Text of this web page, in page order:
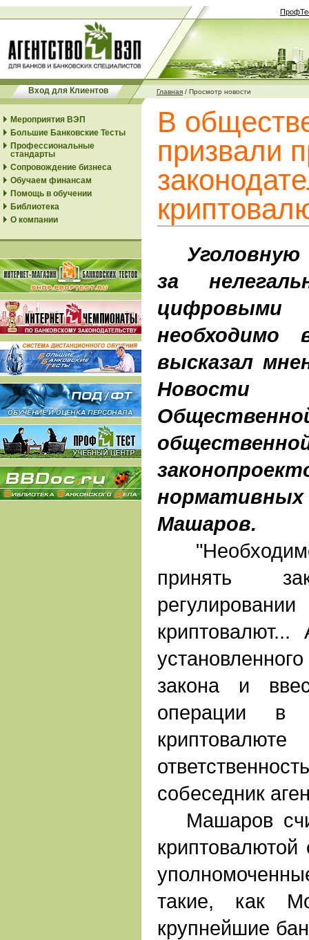
Вход для Клиентов Главная / Просмотр новости
Мероприятия ВЭП
Большие Банковские Тесты
Профессиональные
стандарты
Сопровождение бизнеса
Обучаем финансам
Помощь в обучении
Библиотека
О компании
В
призвали
Уголовную
за
необходимо
высказал
Новости
Машаров.
принять
закона и
операции в
собеседник
Машаров
криптовалютой
такие, как
крупнейшие